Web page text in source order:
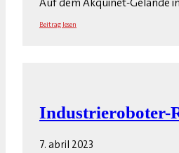
Beitrag lesen
Industrieroboter-
7. abril 2023